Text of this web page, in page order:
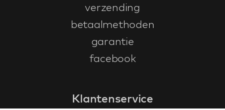
verzending
betaalmethoden
garantie
facebook
Klantenservice